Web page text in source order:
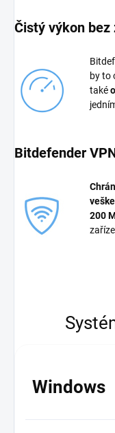
Čistý výkon
by to
také
Bitdefender
200
Windows